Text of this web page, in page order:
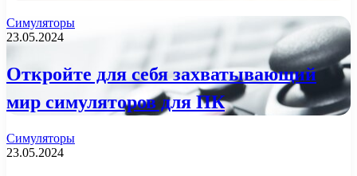
Симуляторы
23.05.2024
Откройте для себя захватывающий
мир симуляторов для ПК
Симуляторы
23.05.2024